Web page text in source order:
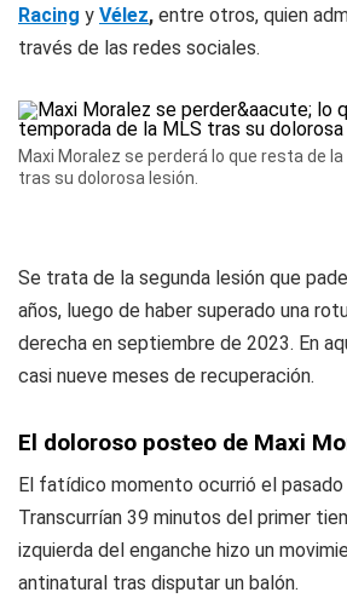
Racing y Vélez, entre otros, quien
través de las redes sociales.
Maxi Moralez se perderá lo que resta de
tras su dolorosa lesión.
Se trata de la segunda lesión que
años, luego de haber superado una
derecha en septiembre de 2023. En
casi nueve meses de recuperación.
El doloroso posteo de Maxi
El fatídico momento ocurrió el pasado
Transcurrían 39 minutos del primer
izquierda del enganche hizo un
antinatural tras disputar un balón.